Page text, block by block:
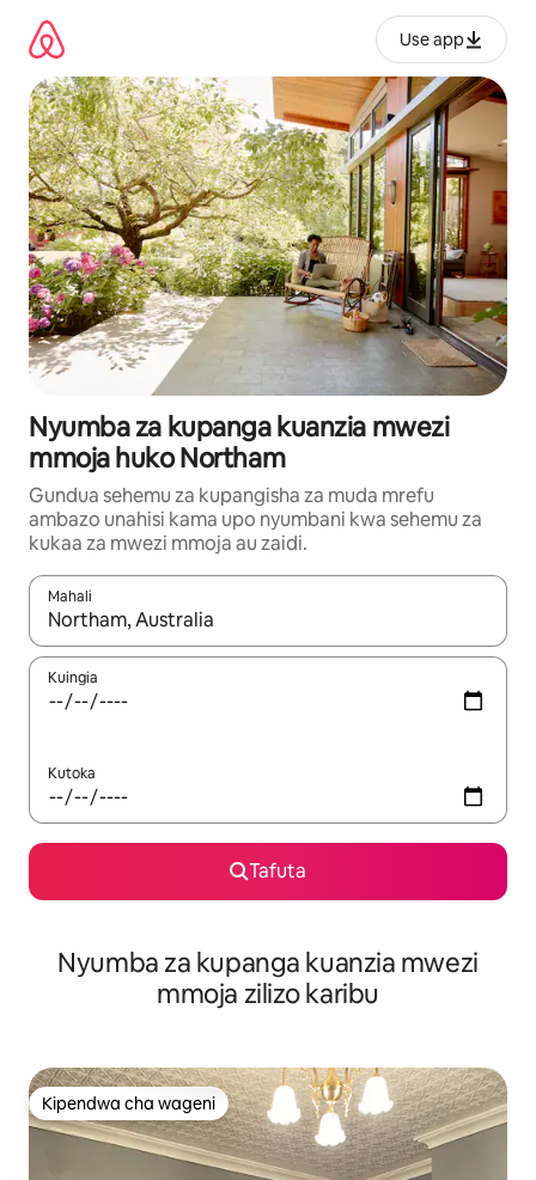
kwenda
kwenye
maudhui
Use app
Nyumba za kupanga kuanzia mwezi
mmoja huko Northam
Gundua sehemu za kupangisha za muda mrefu
ambazo unahisi kama upo nyumbani kwa sehemu za
kukaa za mwezi mmoja au zaidi.
Mahali
Wakati matokeo yanapatikana, vinjari kwa kutumia vitufe vya
Kuingia
Kutoka
Tafuta
Nyumba za kupanga kuanzia mwezi
mmoja zilizo karibu
Kipendwa cha wageni
Kipendwa cha wageni